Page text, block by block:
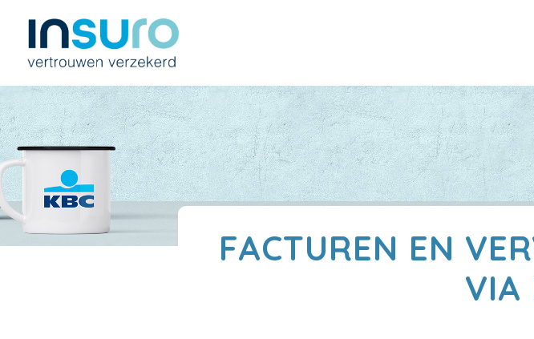
FACTUREN EN
VIA